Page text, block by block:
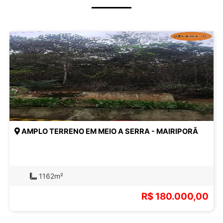
AMPLO TERRENO EM MEIO A SERRA - MAIRIPORÃ
1162m²
R$ 180.000,00